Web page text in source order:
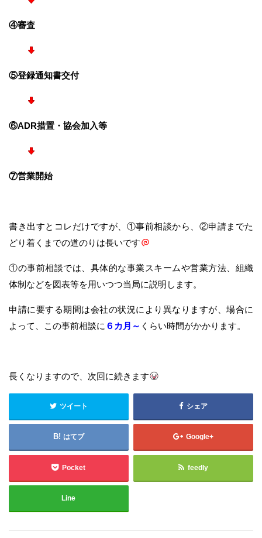
④審査
⑤登録通知書交付
⑥ADR措置・協会加入等
⑦営業開始
書き出すとコレだけですが、①事前相談から、②申請までた
どり着くまでの道のりは長いです
①の事前相談では、具体的な事業スキームや営業方法、組織
体制などを図表等を用いつつ当局に説明します。
申請に要する期間は会社の状況により異なりますが、場合に
よって、この事前相談に ６カ月～ くらい時間がかかります。
長くなりますので、次回に続きます
ツイート シェア
はてブ Google+
Pocket feedly
Line